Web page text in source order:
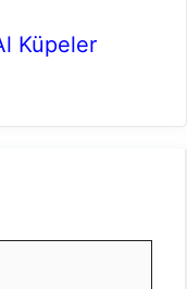
Küpeler